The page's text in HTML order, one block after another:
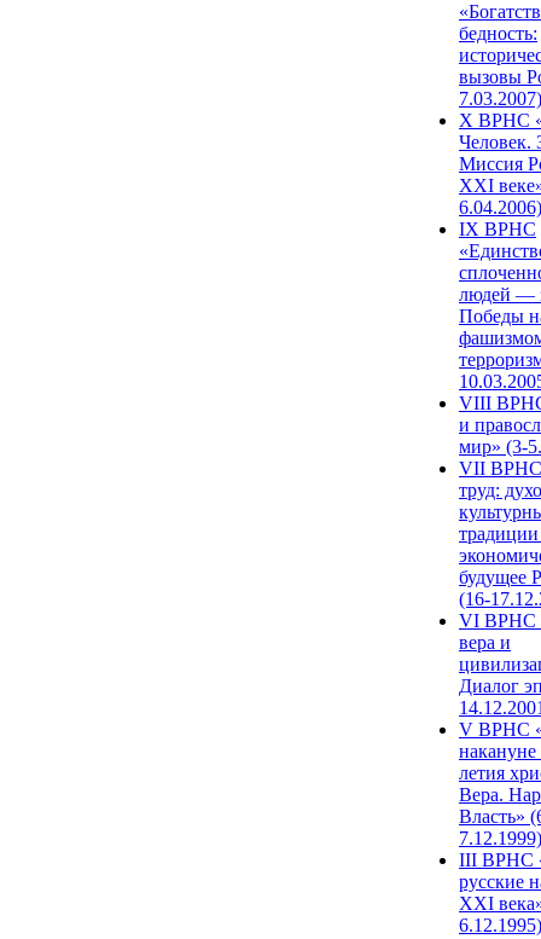
бедность:
вызовы
7.03.2007)
X ВРНС
Человек.
Миссия
XXI
6.04.2006)
IX ВРНС
людей —
Победы
VIII
и
мир» (3-
VII ВРНС
труд:
будущее
(16-
VI ВРНС
вера и
Диалог
V ВРНС
накануне
летия
Вера.
Власть»
7.12.1999)
III ВРНС
русские
XXI
6.12.1995)